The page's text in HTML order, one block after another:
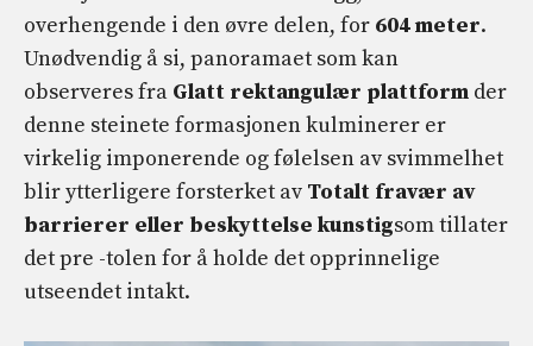
overhengende i den øvre delen, for 604 meter.
Unødvendig å si, panoramaet som kan
observeres fra Glatt rektangulær plattform der
denne steinete formasjonen kulminerer er
virkelig imponerende og følelsen av svimmelhet
blir ytterligere forsterket av Totalt fravær av
barrierer eller beskyttelse kunstigsom tillater
det pre -tolen for å holde det opprinnelige
utseendet intakt.